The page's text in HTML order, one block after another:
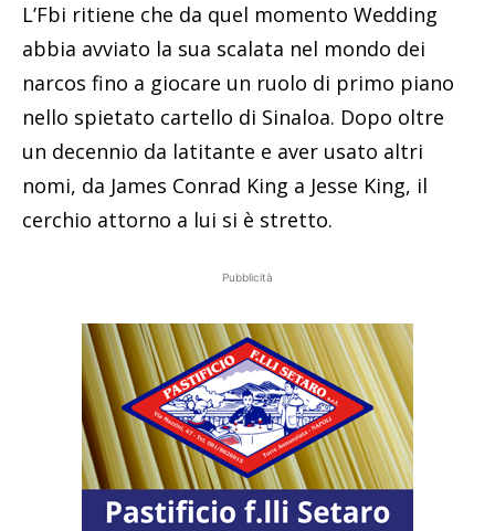
L’Fbi ritiene che da quel momento Wedding
abbia avviato la sua scalata nel mondo dei
narcos fino a giocare un ruolo di primo piano
nello spietato cartello di Sinaloa. Dopo oltre
un decennio da latitante e aver usato altri
nomi, da James Conrad King a Jesse King, il
cerchio attorno a lui si è stretto.
Pubblicità